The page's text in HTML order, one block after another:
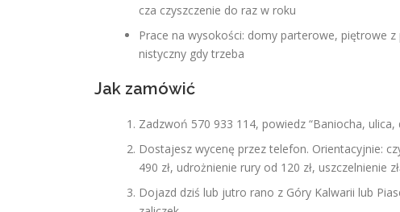
cza czyszczenie do raz w roku
Prace na wysokości: domy parterowe, piętrowe
nistyczny gdy trzeba
Jak zamówić
Zadzwoń 570 933 114, powiedz “Baniocha,
Dostajesz wycenę przez telefon. Orientacyjnie:
490 zł, udrożnienie rury od 120 zł, uszczelnienie
Dojazd dziś lub jutro rano z Góry Kalwarii lub